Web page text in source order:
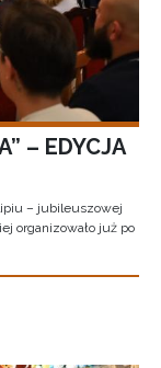
– EDYCJA
– jubileuszowej
organizowało już po